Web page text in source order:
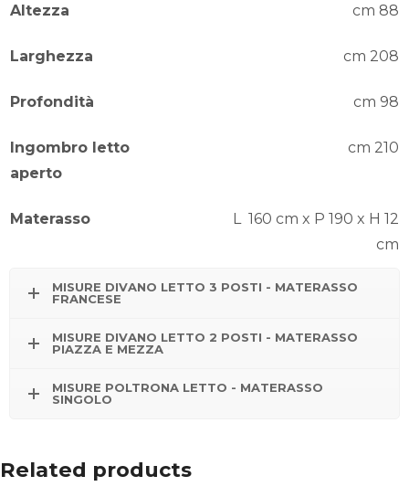
Altezza cm 88
Larghezza cm 208
Profondità cm 98
Ingombro letto
aperto
cm 210
Materasso
L 160 cm x P 190 x H 12
cm
MISURE DIVANO LETTO 3 POSTI - MATERASSO
FRANCESE
MISURE DIVANO LETTO 2 POSTI - MATERASSO
PIAZZA E MEZZA
MISURE POLTRONA LETTO - MATERASSO
SINGOLO
Related products